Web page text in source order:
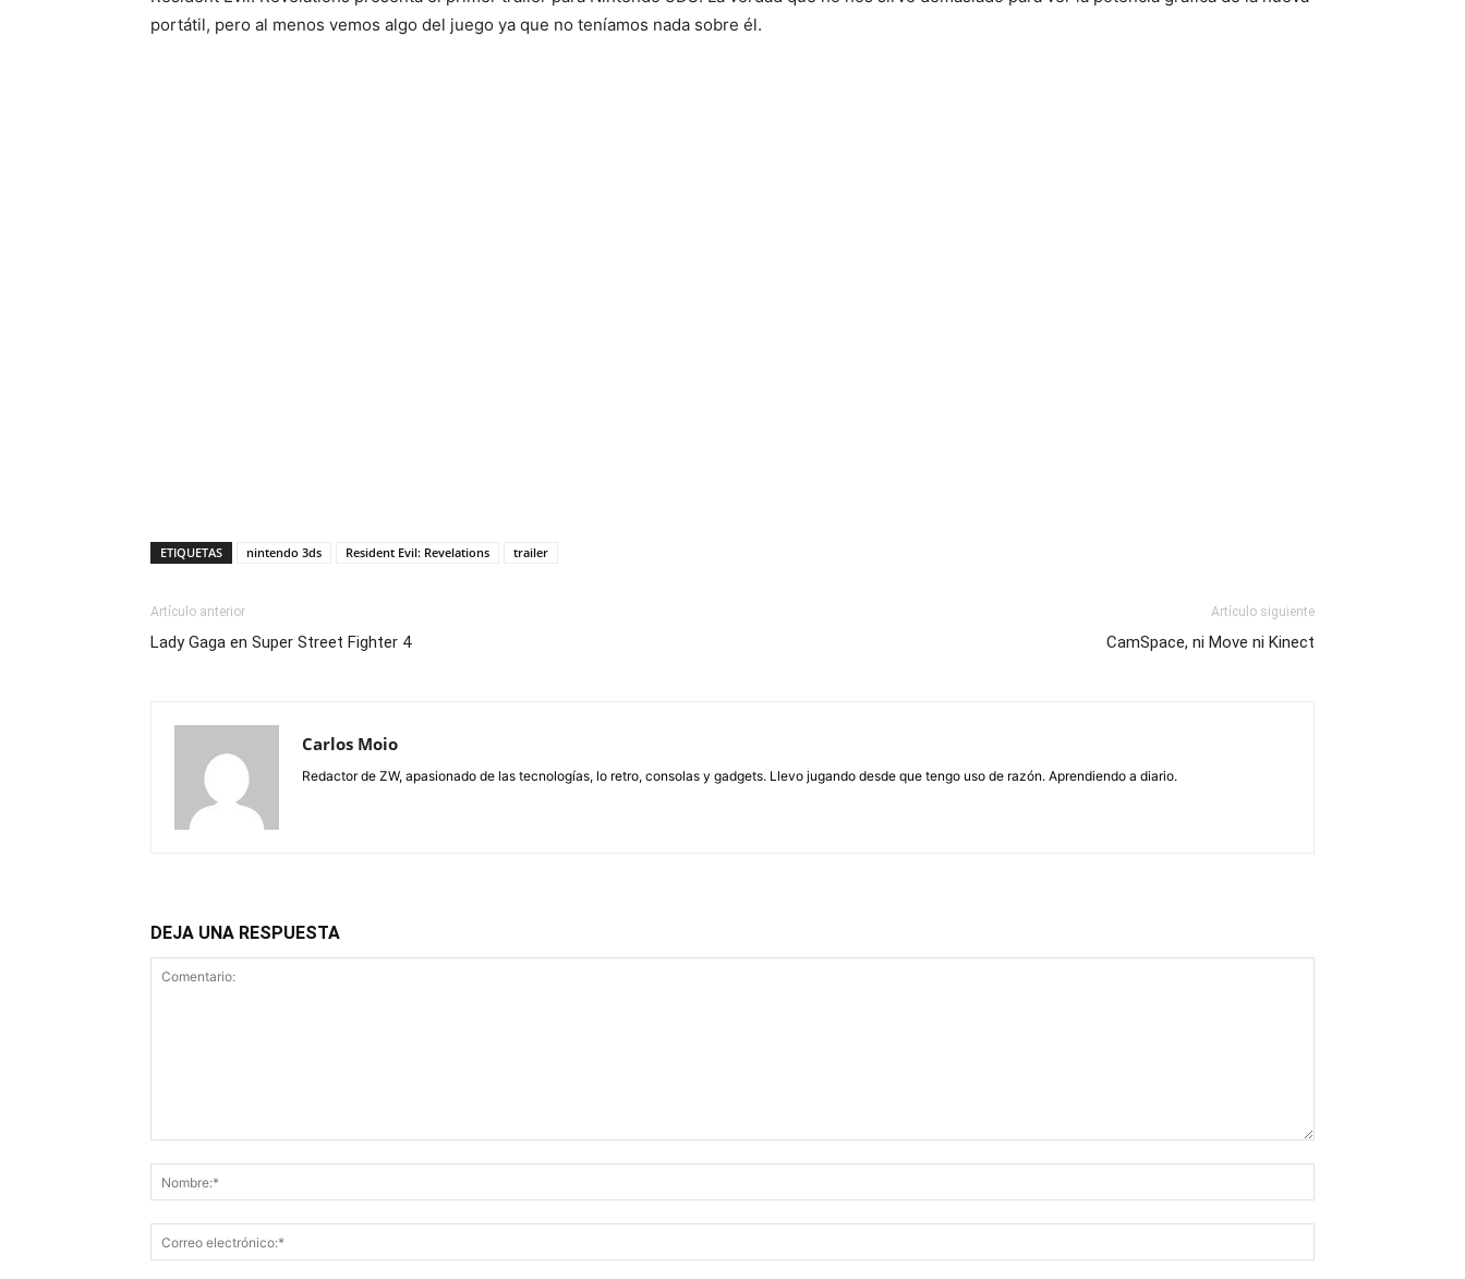
portátil, pero al menos vemos algo del juego ya que no teníamos nada sobre él.
ETIQUETAS nintendo 3ds Resident Evil: Revelations trailer
Artículo anterior
Lady Gaga en Super Street Fighter 4
Artículo siguiente
CamSpace, ni Move ni Kinect
Carlos Moio
Redactor de ZW, apasionado de las tecnologías, lo retro, consolas y gadgets. Llevo jugando desde que tengo uso de razón. Aprendiendo a diario.
DEJA UNA RESPUESTA